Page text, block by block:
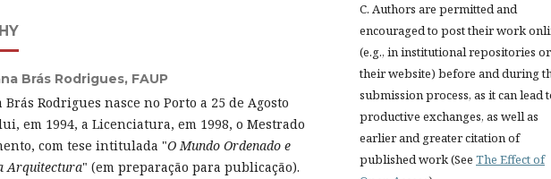
Brás Rodrigues, FAUP
Rodrigues nasce no Porto a 25 de Agosto
em 1994, a Licenciatura, em 1998, o Mestrado
com tese intitulada "O Mundo Ordenado e
Arquitectura" (em preparação para publicação).
C. Authors are permitted and
encouraged to post their work
(e.g., in institutional repositories
their website) before and during
submission process, as it can lead
productive exchanges, as well as
earlier and greater citation of
published work (See The Effect of